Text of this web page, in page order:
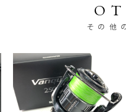
その他